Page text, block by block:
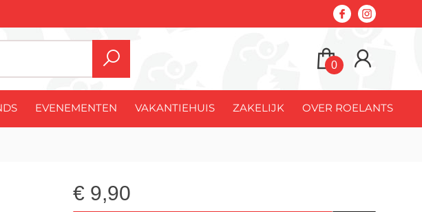
0
EVENEMENTEN VAKANTIEHUIS ZAKELIJK OVER ROELANTS
€ 9,90